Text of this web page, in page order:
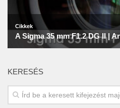
KERESÉS